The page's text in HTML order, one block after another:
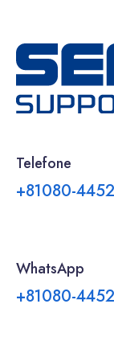
Telefone
+81080-
WhatsApp
+81080-